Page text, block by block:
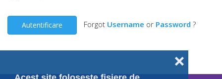
❌
Autentificare Forgot Username or Password ?